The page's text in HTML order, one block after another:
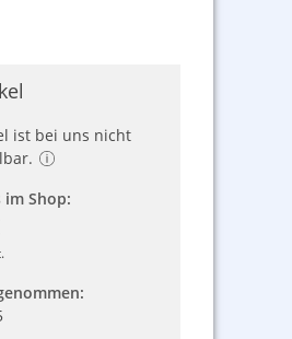
ist bei uns nicht
Shop: